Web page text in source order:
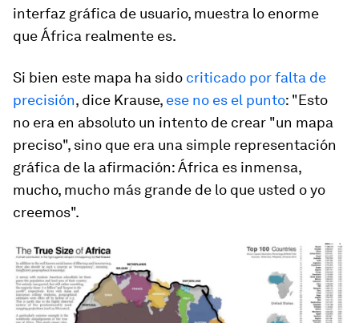
interfaz gráfica de usuario, muestra lo enorme
que África realmente es.
Si bien este mapa ha sido criticado por falta de
precisión, dice Krause, ese no es el punto: "Esto
no era en absoluto un intento de crear "un mapa
preciso", sino que era una simple representación
gráfica de la afirmación: África es inmensa,
mucho, mucho más grande de lo que usted o yo
creemos".